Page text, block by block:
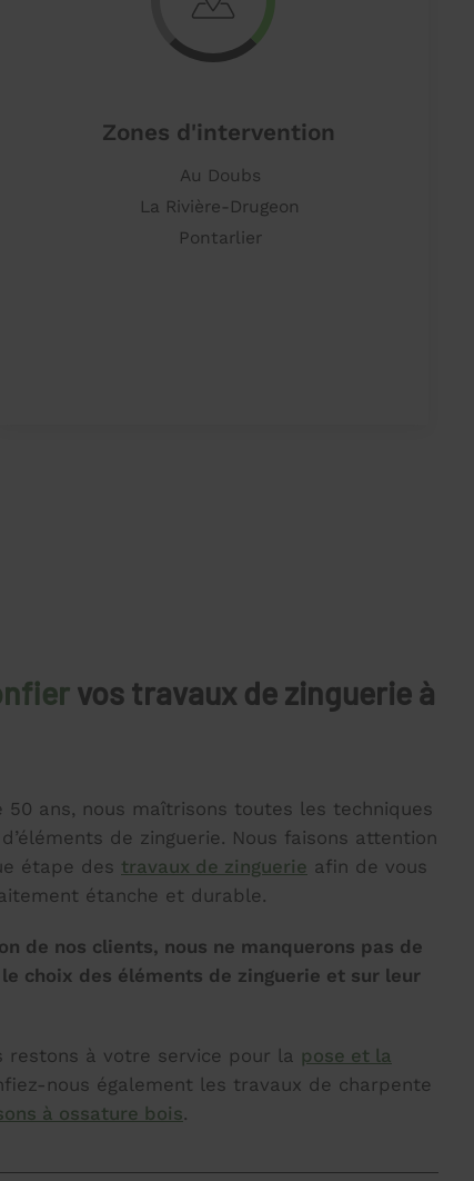
Zones d'intervention
Au Doubs
La Rivière-Drugeon
Pontarlier
vos travaux de zinguerie à
ans, nous maîtrisons toutes les techniques
de zinguerie. Nous faisons attention
étape des travaux de zinguerie afin de vous
étanche et durable.
de nos clients, nous ne manquerons pas de
choix des éléments de zinguerie et sur leur
restons à votre service pour la pose et la
nous également les travaux de charpente
à ossature bois.